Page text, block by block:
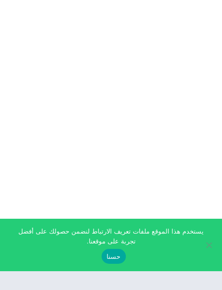
يستخدم هذا الموقع ملفات تعريف الارتباط لنضمن حصولك على أفضل
تجربة على موقعنا.
حسنا